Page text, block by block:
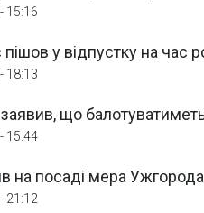
15:16
у відпустку на час
18:13
що
15:44
на посаді мера Ужгорода
21:12